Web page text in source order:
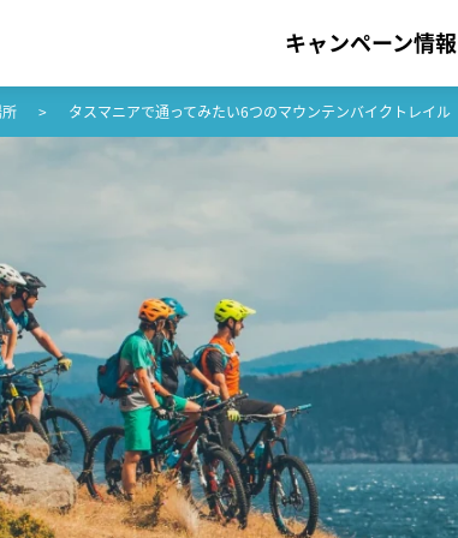
へスキップ
キャンペーン情報
タスマニアで通ってみたい6つのマウンテンバイクトレイル